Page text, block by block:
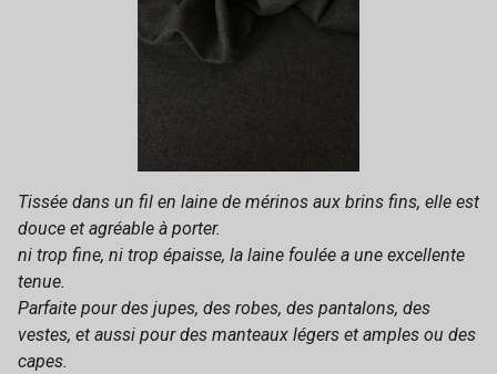
Tissée dans un fil en laine de mérinos aux brins fins, elle est
douce et agréable à porter.
ni trop fine, ni trop épaisse, la laine foulée a une excellente
tenue.
Parfaite pour des jupes, des robes, des pantalons, des
vestes, et aussi pour des manteaux légers et amples ou des
capes.